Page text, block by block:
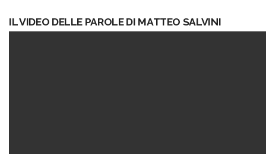
IL VIDEO DELLE PAROLE DI MATTEO SALVINI